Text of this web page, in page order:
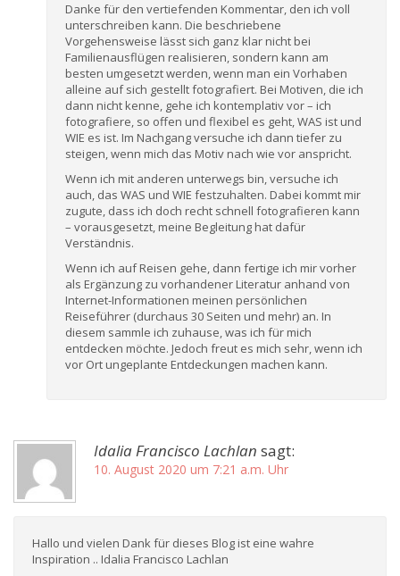
Danke für den vertiefenden Kommentar, den ich voll
unterschreiben kann. Die beschriebene
Vorgehensweise lässt sich ganz klar nicht bei
Familienausflügen realisieren, sondern kann am
besten umgesetzt werden, wenn man ein Vorhaben
alleine auf sich gestellt fotografiert. Bei Motiven, die ich
dann nicht kenne, gehe ich kontemplativ vor – ich
fotografiere, so offen und flexibel es geht, WAS ist und
WIE es ist. Im Nachgang versuche ich dann tiefer zu
steigen, wenn mich das Motiv nach wie vor anspricht.
Wenn ich mit anderen unterwegs bin, versuche ich
auch, das WAS und WIE festzuhalten. Dabei kommt mir
zugute, dass ich doch recht schnell fotografieren kann
– vorausgesetzt, meine Begleitung hat dafür
Verständnis.
Wenn ich auf Reisen gehe, dann fertige ich mir vorher
als Ergänzung zu vorhandener Literatur anhand von
Internet-Informationen meinen persönlichen
Reiseführer (durchaus 30 Seiten und mehr) an. In
diesem sammle ich zuhause, was ich für mich
entdecken möchte. Jedoch freut es mich sehr, wenn ich
vor Ort ungeplante Entdeckungen machen kann.
Idalia Francisco Lachlan sagt:
10. August 2020 um 7:21 a.m. Uhr
Hallo und vielen Dank für dieses Blog ist eine wahre
Inspiration .. Idalia Francisco Lachlan